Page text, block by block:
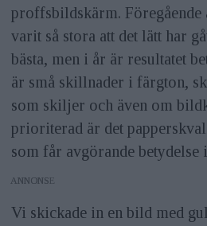
proffsbildskärm. Föregående
varit så stora att det lätt har
bästa, men i år är resultatet
är små skillnader i färgton,
som skiljer och även om
prioriterad är det
som får avgörande betydelse
ANNONS
Vi skickade in en bild med